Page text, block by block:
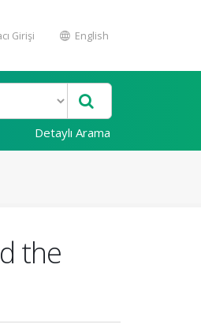
Girişi English
Detaylı Arama
the